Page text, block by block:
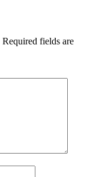
Required fields are